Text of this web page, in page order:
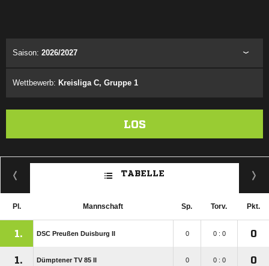
Saison: 2026/2027
Wettbewerb: Kreisliga C, Gruppe 1
LOS
TABELLE
Pl. Mannschaft Sp. Torv. Pkt.
1. DSC Preußen Duisburg II 0 0 : 0 0
1. Dümptener TV 85 II 0 0 : 0 0